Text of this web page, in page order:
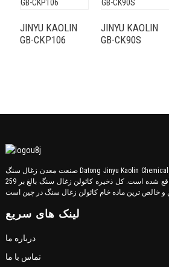
JINYU KAOLIN
GB-CKP106
JINYU KAOLIN
GB-CK90S
صنعت معدن زغال سنگ Datong Jinyu Kaolin Chemical Co., Ltd. در پارک صنعت Tashan
گروه معدن زغال سنگ داتونگ واقع شده است. کل ذخیره کائولن زغال سنگ بالغ بر 259
لینک های سریع
درباره ما
تماس با ما